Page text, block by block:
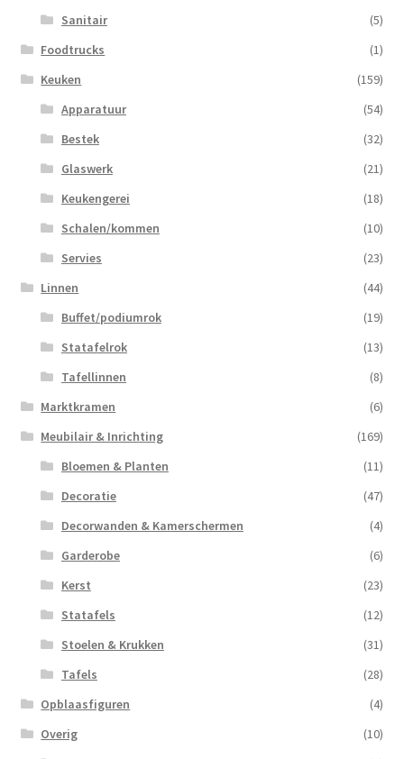
Sanitair
(5)
Foodtrucks
(1)
Keuken
(159)
Apparatuur
(54)
Bestek
(32)
Glaswerk
(21)
Keukengerei
(18)
Schalen/kommen
(10)
Servies
(23)
Linnen
(44)
Buffet/podiumrok
(19)
Statafelrok
(13)
Tafellinnen
(8)
Marktkramen
(6)
Meubilair & Inrichting
(169)
Bloemen & Planten
(11)
Decoratie
(47)
Decorwanden & Kamerschermen
(4)
Garderobe
(6)
Kerst
(23)
Statafels
(12)
Stoelen & Krukken
(31)
Tafels
(28)
Opblaasfiguren
(4)
Overig
(10)